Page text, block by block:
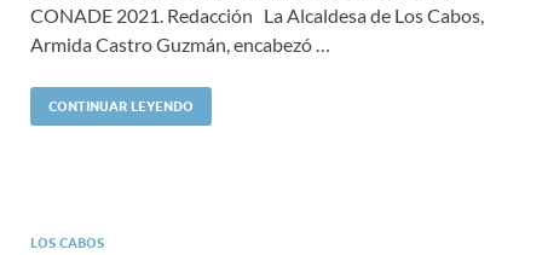
CONADE 2021. Redacción La Alcaldesa de Los Cabos,
Armida Castro Guzmán, encabezó …
CONTINUAR LEYENDO
LOS CABOS